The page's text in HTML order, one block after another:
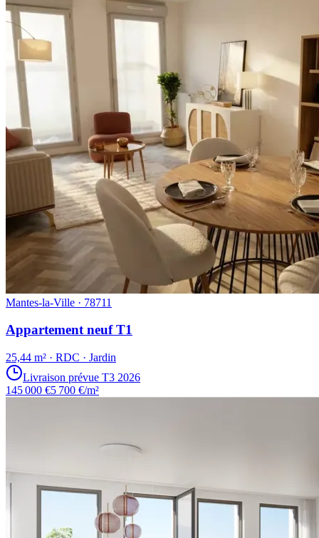
Mantes-la-Ville · 78711
Appartement neuf T1
25,44 m² · RDC · Jardin
Livraison prévue T3 2026
145 000 €5 700 €/m²